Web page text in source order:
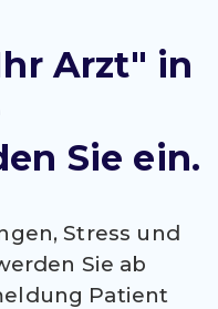
Arzt" in
Sie ein.
Stress und
Sie ab
Patient